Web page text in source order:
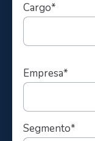
Cargo*
Empresa*
Segmento*